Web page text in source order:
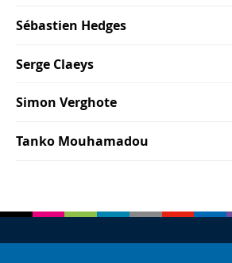
Sébastien Hedges
Serge Claeys
Simon Verghote
Tanko Mouhamadou